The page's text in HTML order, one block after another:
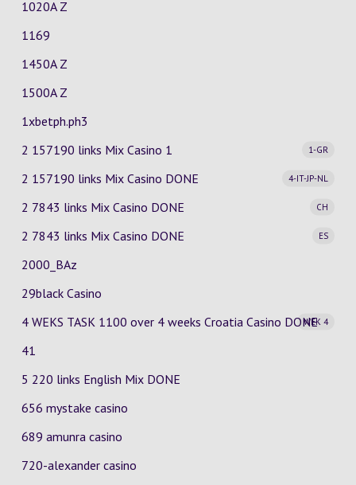
1020A Z
1169
1450A Z
1500A Z
1xbetph.ph3
2 157190 links Mix Casino
1-GR
1
2 157190 links Mix Casino
4-IT-JP-NL
DONE
2 7843 links Mix Casino
CH
DONE
2 7843 links Mix Casino
ES
DONE
2000_BAz
29black Casino
4 WEKS TASK 1100 over 4 weeks Croatia Casino
WEK 4
DONE
41
5 220 links English Mix DONE
656 mystake casino
689 amunra casino
720-alexander casino